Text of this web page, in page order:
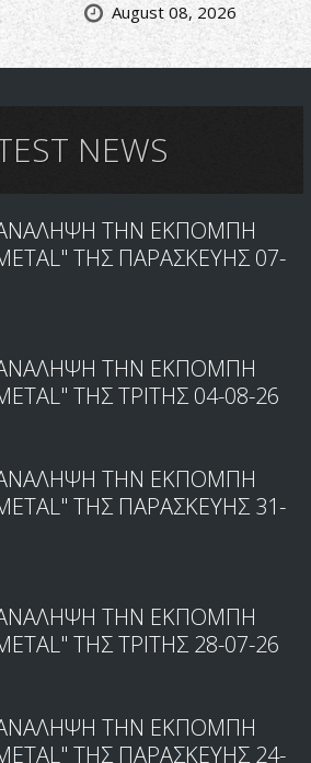
August 08, 2026
NEWS
ΤΗΝ ΕΚΠΟΜΠΗ
ΤΗΣ ΠΑΡΑΣΚΕΥΗΣ 07-
ΤΗΝ ΕΚΠΟΜΠΗ
ΤΗΣ ΤΡΙΤΗΣ 04-08-26
ΤΗΝ ΕΚΠΟΜΠΗ
ΤΗΣ ΠΑΡΑΣΚΕΥΗΣ 31-
ΤΗΝ ΕΚΠΟΜΠΗ
ΤΗΣ ΤΡΙΤΗΣ 28-07-26
ΤΗΝ ΕΚΠΟΜΠΗ
ΤΗΣ ΠΑΡΑΣΚΕΥΗΣ 24-